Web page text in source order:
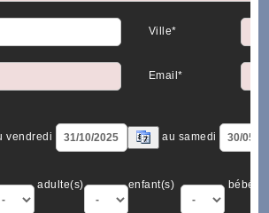
Ville*
Email*
vendredi
au samedi
adulte(s) enfant(s) bébé(s)